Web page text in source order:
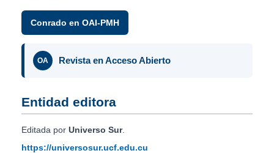
Conrado en OAI-PMH
OA Revista en Acceso Abierto
Entidad editora
Editada por Universo Sur.
https://universosur.ucf.edu.cu